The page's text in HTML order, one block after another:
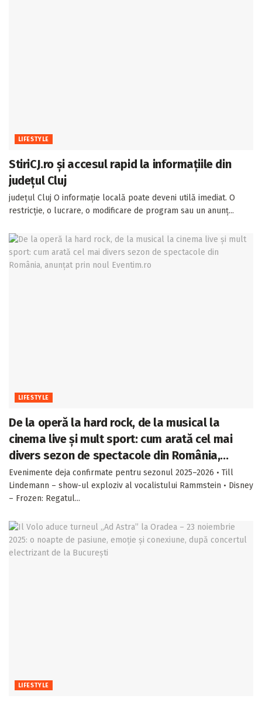
LIFESTYLE
StiriCJ.ro și accesul rapid la informațiile din
județul Cluj
județul Cluj O informație locală poate deveni utilă imediat. O
restricție, o lucrare, o modificare de program sau un anunț...
LIFESTYLE
De la operă la hard rock, de la musical la
cinema live și mult sport: cum arată cel mai
divers sezon de spectacole din România,
anunțat prin noul Eventim.ro
Evenimente deja confirmate pentru sezonul 2025–2026 • Till
Lindemann – show-ul exploziv al vocalistului Rammstein • Disney
– Frozen: Regatul...
LIFESTYLE